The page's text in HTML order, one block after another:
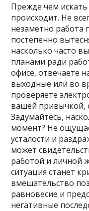
Прежде чем
происходит. Не
незаметно работа
постепенно
насколько часто
планами ради
офисе, отвечаете
выходные или во
проверяете
вашей привычкой,
Задумайтесь,
момент? Не
усталости и
может
работой и личной
ситуация станет
вмешательство
равновесие и
негативные